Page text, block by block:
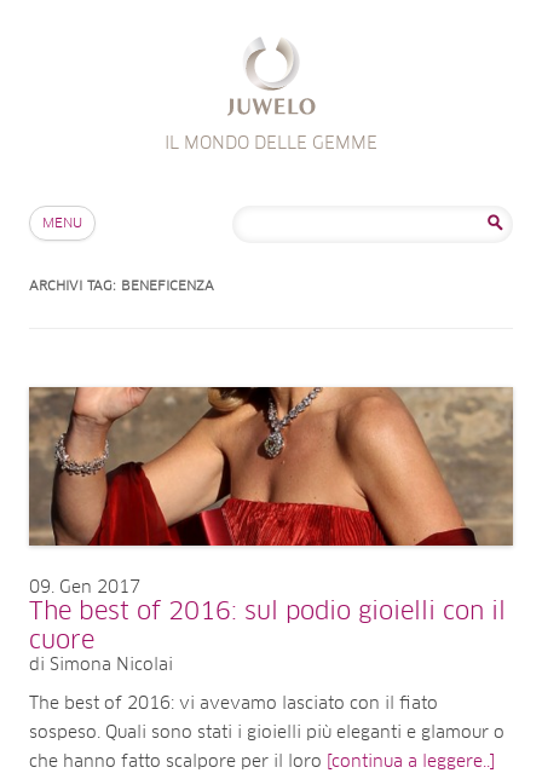
IL MONDO DELLE GEMME
MENU
ARCHIVI TAG: BENEFICENZA
09 Gen 2017
The best of 2016: sul podio gioielli con il
cuore
di Simona Nicolai
The best of 2016: vi avevamo lasciato con il fiato
sospeso. Quali sono stati i gioielli più eleganti e glamour o
che hanno fatto scalpore per il loro
[continua a leggere..]